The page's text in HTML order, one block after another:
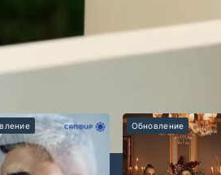
Кадира и загадочного Толгу,
Обновление